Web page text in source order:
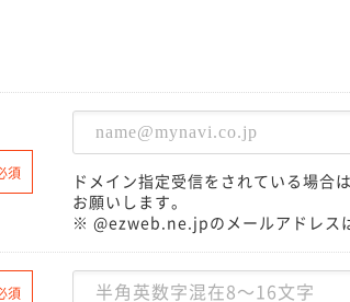
須
ドメイン指定受信をされている場
お願いします。
※ @ezweb.ne.jpのメールアドレス
須